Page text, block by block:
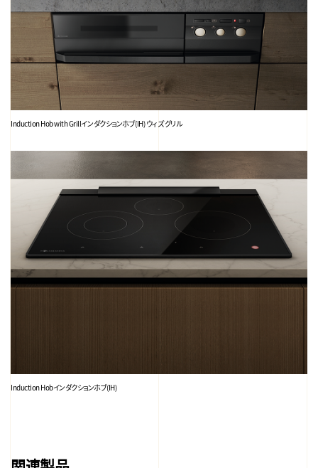
Induction Hob with Grillインダクションホブ(IH) ウィズ グリル
Induction Hobインダクションホブ(IH)